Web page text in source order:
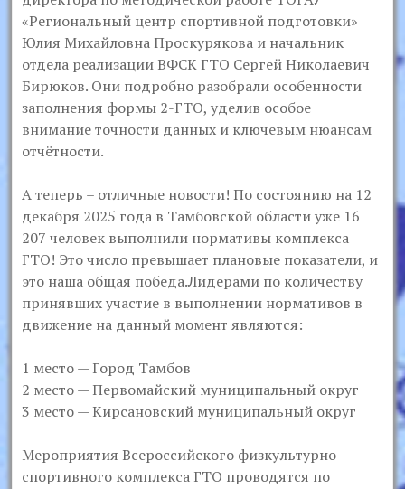
«Региональный центр спортивной подготовки»
Юлия Михайловна Проскурякова и начальник
отдела реализации ВФСК ГТО Сергей Николаевич
Бирюков. Они подробно разобрали особенности
заполнения формы 2-ГТО, уделив особое
внимание точности данных и ключевым нюансам
отчётности.
А теперь – отличные новости! По состоянию на 12
декабря 2025 года в Тамбовской области уже 16
207 человек выполнили нормативы комплекса
ГТО! Это число превышает плановые показатели, и
это наша общая победа.Лидерами по количеству
принявших участие в выполнении нормативов в
движение на данный момент являются:
1 место — Город Тамбов
2 место — Первомайский муниципальный округ
3 место — Кирсановский муниципальный округ
Мероприятия Всероссийского физкультурно-
спортивного комплекса ГТО проводятся по